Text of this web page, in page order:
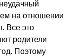
на отношении
Все это
родители
Поэтому